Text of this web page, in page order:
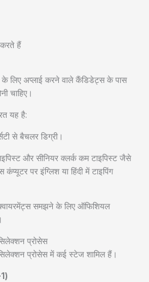
हैं
लिए अप्लाई करने वाले कैंडिडेट्स के पास
चाहिए।
यह है:
से बैचलर डिग्री।
और सीनियर क्लर्क कम टाइपिस्ट जैसे
पर इंग्लिश या हिंदी में टाइपिंग
समझने के लिए ऑफिशियल
प्रोसेस
प्रोसेस में कई स्टेज शामिल हैं।